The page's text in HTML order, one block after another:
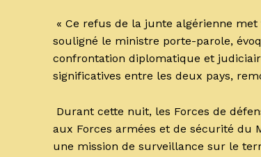
« Ce refus de la junte algérienne
souligné le ministre porte-parole,
confrontation diplomatique et
significatives entre les deux pays,
Durant cette nuit, les Forces de
aux Forces armées et de sécurité du
une mission de surveillance sur le